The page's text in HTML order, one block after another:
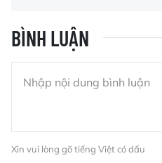
BÌNH LUẬN
Xin vui lòng gõ tiếng Việt có dấu